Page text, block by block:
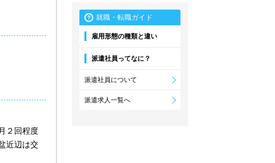
２回程度
近辺は交
就職・転職ガイド
雇用形態の種類と違い
派遣社員ってなに？
派遣社員について
派遣求人一覧へ